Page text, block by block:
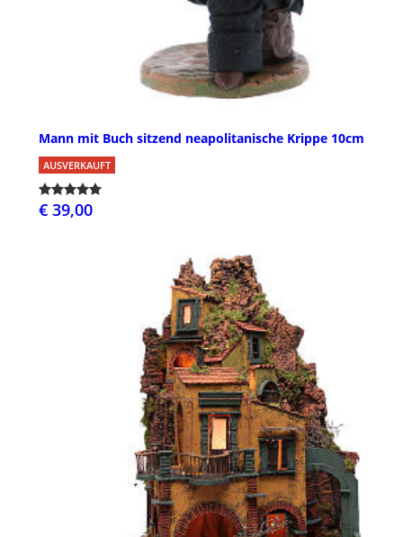
Mann mit Buch sitzend neapolitanische Krippe 10cm
AUSVERKAUFT
€ 39,00